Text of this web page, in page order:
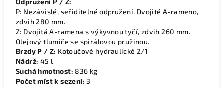
Odpružení P / Z:
P: Nezávislé, seřiditelné odpružení. Dvojité A-rameno,
zdvih 280 mm.
Z: Dvojitá A-ramena s výkyvnou tyčí, zdvih 260 mm.
Olejový tlumiče se spirálovou pružinou.
Brzdy P / Z: Kotoučové hydraulické 2/1
Nádrž: 45 l
Suchá hmotnost: 836 kg
Počet míst k sezení: 3